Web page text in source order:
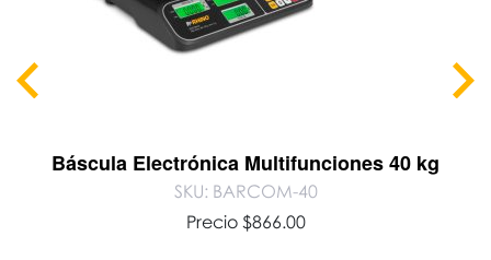
Báscula Electrónica Multifunciones 40 kg
SKU: BARCOM-40
Precio $866.00